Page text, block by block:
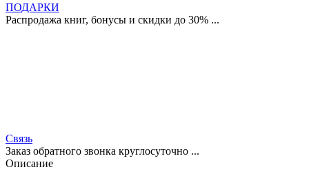
ПОДАРКИ
Распродажа книг, бонусы и скидки до 30% ...
Связь
Заказ обратного звонка круглосуточно ...
Описание